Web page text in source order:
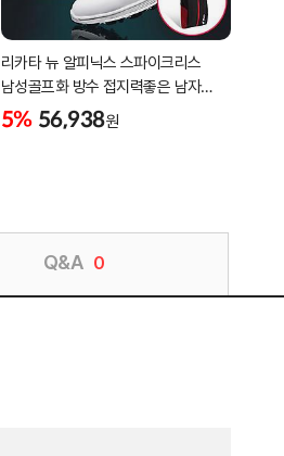
리카타 뉴 알피닉스 스파이크리스
남성골프화 방수 접지력좋은 남자
골프신발 C27102/신발가방제공
5% 56,938원
Q&A 0